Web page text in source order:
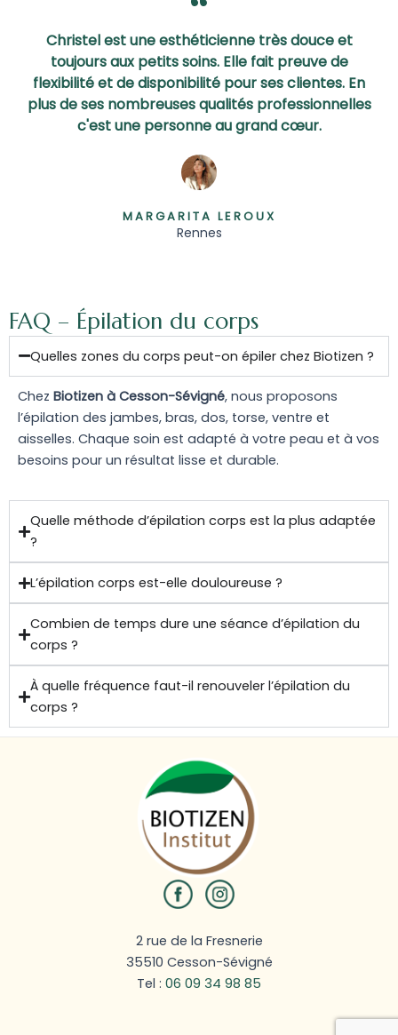
Christel est une esthéticienne très douce et
toujours aux petits soins. Elle fait preuve de
flexibilité et de disponibilité pour ses clientes. En
plus de ses nombreuses qualités professionnelles
c'est une personne au grand cœur.
MARGARITA LEROUX
Rennes
FAQ – Épilation du corps
Quelles zones du corps peut-on épiler chez Biotizen ?
Chez Biotizen à Cesson-Sévigné, nous proposons
l’épilation des jambes, bras, dos, torse, ventre et
aisselles. Chaque soin est adapté à votre peau et à vos
besoins pour un résultat lisse et durable.
Quelle méthode d’épilation corps est la plus adaptée
?
L’épilation corps est-elle douloureuse ?
Combien de temps dure une séance d’épilation du
corps ?
À quelle fréquence faut-il renouveler l’épilation du
corps ?
2 rue de la Fresnerie
35510 Cesson-Sévigné
Tel : 06 09 34 98 85